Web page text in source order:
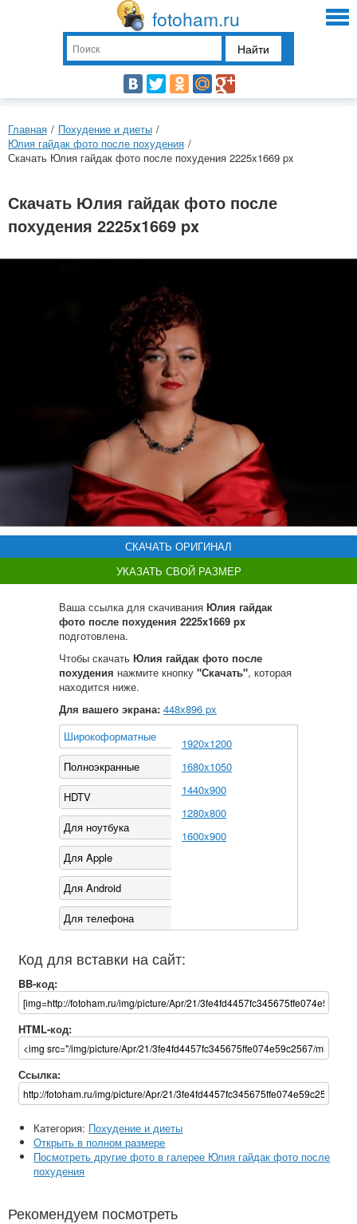
fotoham.ru
Найти
Главная / Похудение и диеты /
Юлия гайдак фото после похудения /
Скачать Юлия гайдак фото после похудения 2225x1669 px
Скачать Юлия гайдак фото после
похудения 2225x1669 px
СКАЧАТЬ ОРИГИНАЛ
УКАЗАТЬ СВОЙ РАЗМЕР
Ваша ссылка для скачивания Юлия гайдак
фото после похудения 2225x1669 px
подготовлена.
Чтобы скачать Юлия гайдак фото после
похудения нажмите кнопку "Скачать", которая
находится ниже.
Для вашего экрана: 448х896 px
Широкоформатные
Полноэкранные
HDTV
Для ноутбука
Для Apple
Для Android
Для телефона
1920x1200
1680x1050
1440x900
1280x800
1600x900
Код для вставки на сайт:
BB-код:
HTML-код:
Ссылка:
Категория: Похудение и диеты
Открыть в полном размере
Посмотреть другие фото в галерее Юлия гайдак фото после
похудения
Рекомендуем посмотреть